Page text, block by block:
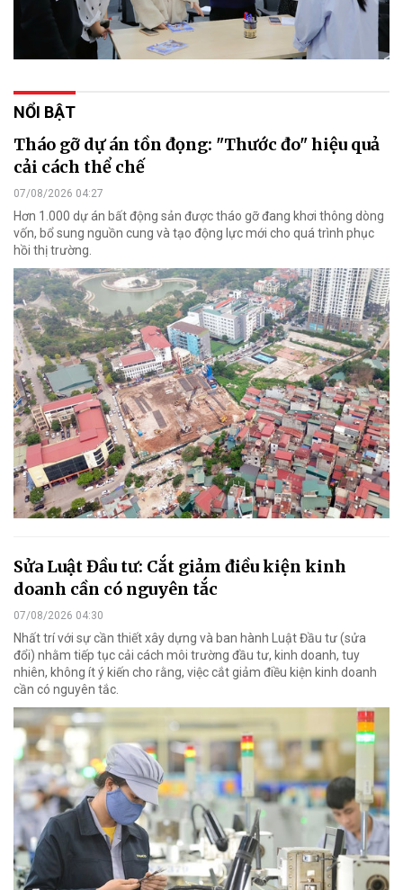
NỔI BẬT
Tháo gỡ dự án tồn đọng: "Thước đo" hiệu quả
cải cách thể chế
07/08/2026 04:27
Hơn 1.000 dự án bất động sản được tháo gỡ đang khơi thông dòng
vốn, bổ sung nguồn cung và tạo động lực mới cho quá trình phục
hồi thị trường.
Sửa Luật Đầu tư: Cắt giảm điều kiện kinh
doanh cần có nguyên tắc
07/08/2026 04:30
Nhất trí với sự cần thiết xây dựng và ban hành Luật Đầu tư (sửa
đổi) nhằm tiếp tục cải cách môi trường đầu tư, kinh doanh, tuy
nhiên, không ít ý kiến cho rằng, việc cắt giảm điều kiện kinh doanh
cần có nguyên tắc.